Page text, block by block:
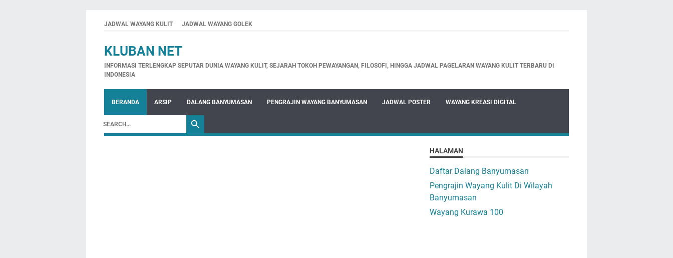
JADWAL WAYANG KULIT JADWAL WAYANG GOLEK
KLUBAN NET
INFORMASI TERLENGKAP SEPUTAR DUNIA WAYANG KULIT, SEJARAH TOKOH PEWAYANGAN, FILOSOFI, HINGGA JADWAL PAGELARAN WAYANG KULIT TERBARU DI
INDONESIA
BERANDA ARSIP DALANG BANYUMASAN PENGRAJIN WAYANG BANYUMASAN JADWAL POSTER WAYANG KREASI DIGITAL
HALAMAN
Daftar Dalang Banyumasan
Pengrajin Wayang Kulit Di Wilayah
Banyumasan
Wayang Kurawa 100